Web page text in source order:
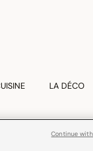
LA DÉCO
Continue